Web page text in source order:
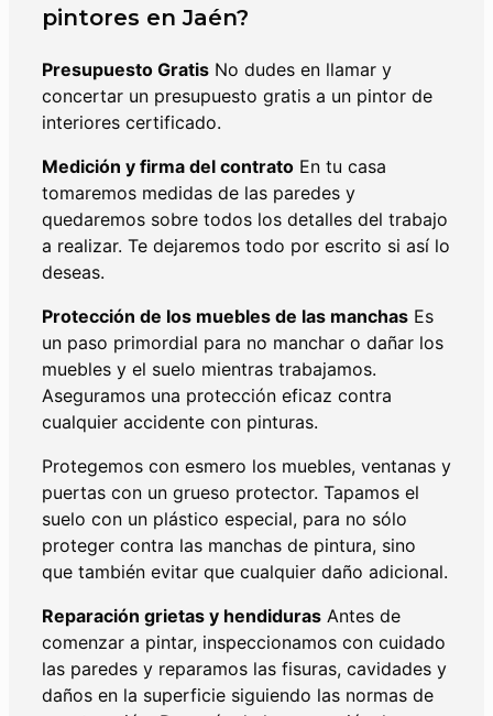
pintores en Jaén?
Presupuesto Gratis No dudes en llamar y
concertar un presupuesto gratis a un pintor de
interiores certificado.
Medición y firma del contrato En tu casa
tomaremos medidas de las paredes y
quedaremos sobre todos los detalles del trabajo
a realizar. Te dejaremos todo por escrito si así lo
deseas.
Protección de los muebles de las manchas Es
un paso primordial para no manchar o dañar los
muebles y el suelo mientras trabajamos.
Aseguramos una protección eficaz contra
cualquier accidente con pinturas.
Protegemos con esmero los muebles, ventanas y
puertas con un grueso protector. Tapamos el
suelo con un plástico especial, para no sólo
proteger contra las manchas de pintura, sino
que también evitar que cualquier daño adicional.
Reparación grietas y hendiduras Antes de
comenzar a pintar, inspeccionamos con cuidado
las paredes y reparamos las fisuras, cavidades y
daños en la superficie siguiendo las normas de